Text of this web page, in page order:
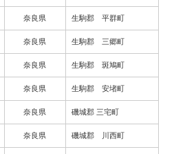
奈良県 生駒郡 平群町
奈良県 生駒郡 三郷町
奈良県 生駒郡 斑鳩町
奈良県 生駒郡 安堵町
奈良県 磯城郡 三宅町
奈良県 磯城郡 川西町